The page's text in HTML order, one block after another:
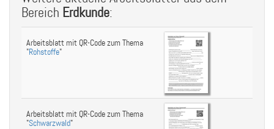
Bereich Erdkunde:
Arbeitsblatt mit QR-Code zum Thema
"Rohstoffe"
Arbeitsblatt mit QR-Code zum Thema
"Schwarzwald"